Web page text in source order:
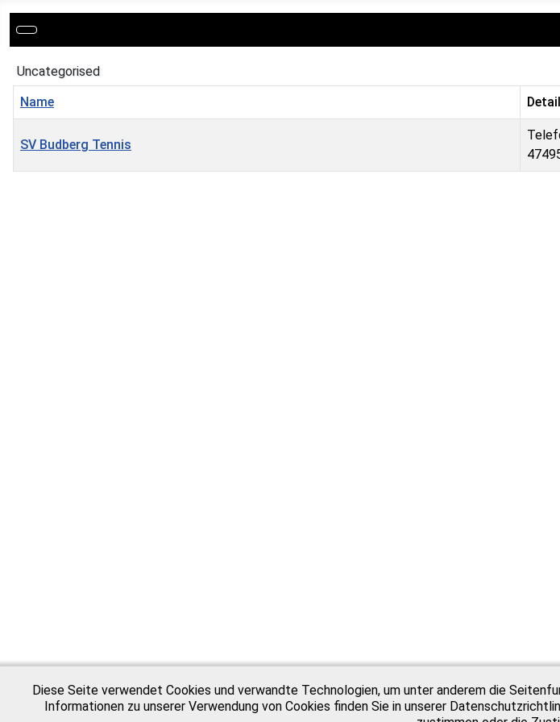
Uncategorised
Name
SV Budberg Tennis
Diese Seite verwendet Cookies und verwandte Technologien, um unter anderem die
Informationen zu unserer Verwendung von Cookies finden Sie in unserer